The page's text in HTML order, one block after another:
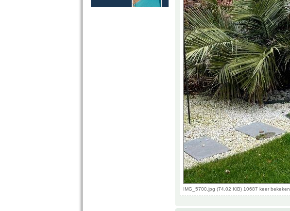
IMG_5700.jpg (74.02 KiB) 10687 keer bekeken